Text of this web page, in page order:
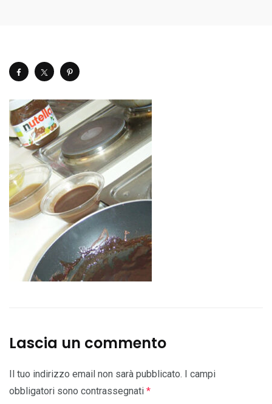
Lascia un commento
Il tuo indirizzo email non sarà pubblicato. I campi
obbligatori sono contrassegnati *